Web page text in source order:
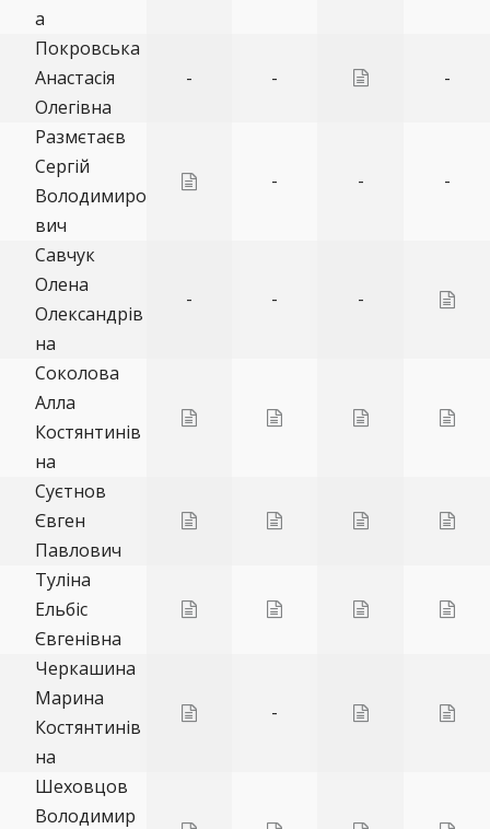
а
Покровська
Анастасія
Олегівна
- - -
Размєтаєв
Сергій
Володимиро
вич
- - -
Савчук
Олена
Олександрів
на
- - -
Соколова
Алла
Костянтинів
на
Суєтнов
Євген
Павлович
Туліна
Ельбіс
Євгенівна
Черкашина
Марина
Костянтинів
на
-
Шеховцов
Володимир